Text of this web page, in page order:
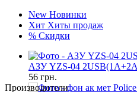
New Новинки
Хит Хиты продаж
% Скидки
АЗУ YZS-04
56грн.